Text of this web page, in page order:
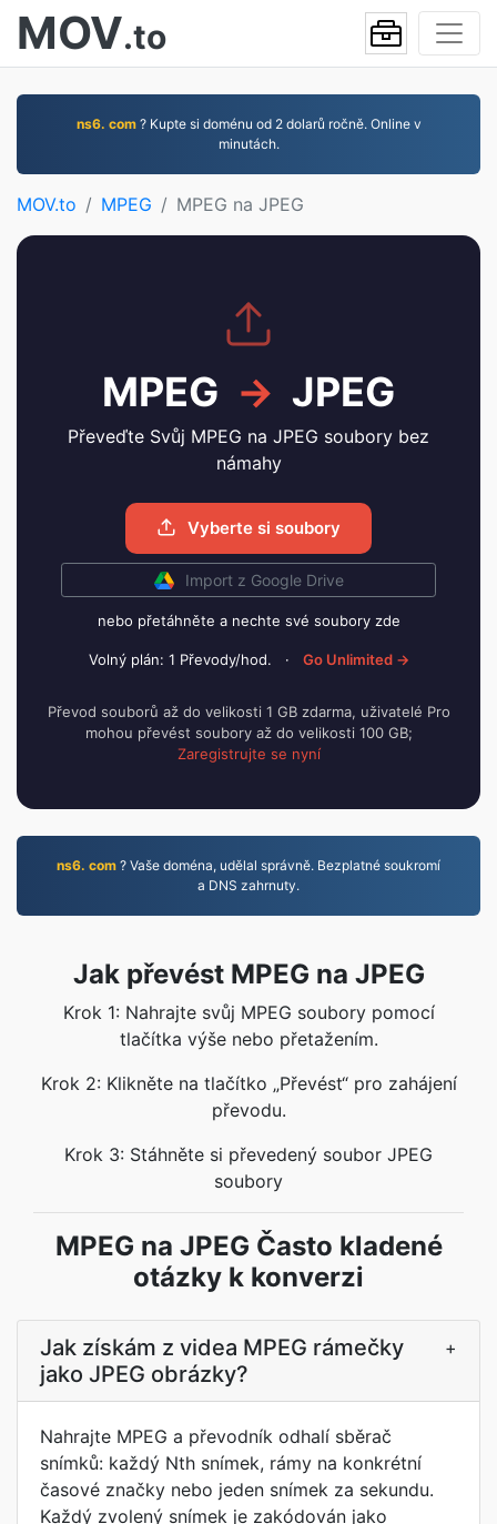
MOV.to
ns6. com? Kupte si doménu od 2 dolarů ročně. Online v
minutách.
MOV.to MPEG MPEG na JPEG
MPEG → JPEG
Převeďte Svůj MPEG na JPEG soubory bez
námahy
Vyberte si soubory
Import z Google Drive
nebo přetáhněte a nechte své soubory zde
Volný plán: 1 Převody/hod. · Go Unlimited →
Převod souborů až do velikosti 1 GB zdarma, uživatelé Pro
mohou převést soubory až do velikosti 100 GB;
Zaregistrujte se nyní
ns6. com ? Vaše doména, udělal správně. Bezplatné soukromí
a DNS zahrnuty.
Jak převést MPEG na JPEG
Krok 1: Nahrajte svůj MPEG soubory pomocí
tlačítka výše nebo přetažením.
Krok 2: Klikněte na tlačítko „Převést“ pro zahájení
převodu.
Krok 3: Stáhněte si převedený soubor JPEG
soubory
MPEG na JPEG Často kladené
otázky k konverzi
Jak získám z videa MPEG rámečky
jako JPEG obrázky?
+
Nahrajte MPEG a převodník odhalí sběrač
snímků: každý Nth snímek, rámy na konkrétní
časové značky nebo jeden snímek za sekundu.
Každý zvolený snímek je zakódován jako